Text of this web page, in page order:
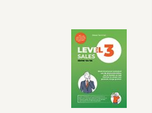
verlagen het verzuim en verhogen de
Wie wil dat nou niet?